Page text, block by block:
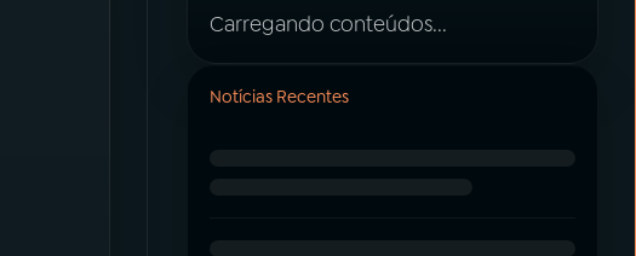
Carregando conteúdos...
Notícias Recentes